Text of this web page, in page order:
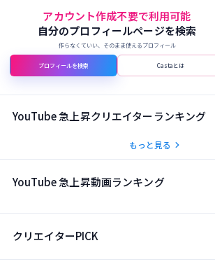
アカウント作成不要で利用可能
自分のプロフィールページを検索
作らなくていい、そのまま使えるプロフィール
プロフィールを検索 Castaとは
YouTube 急上昇クリエイターランキング
もっと見る chevron_right
YouTube 急上昇動画ランキング
クリエイターPICK